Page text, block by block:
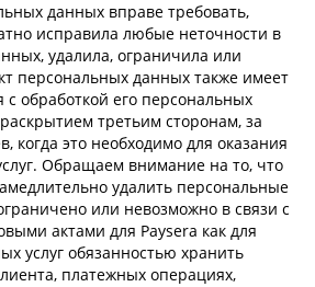
данных вправе требовать,
исправила любые неточности в
удалила, ограничила или
персональных данных также имеет
с обработкой его персональных
третьим сторонам, за
когда это необходимо для оказания
Обращаем внимание на то, что
удалить персональные
или невозможно в связи с
актами для Paysera как для
услуг обязанностью хранить
платежных операциях,